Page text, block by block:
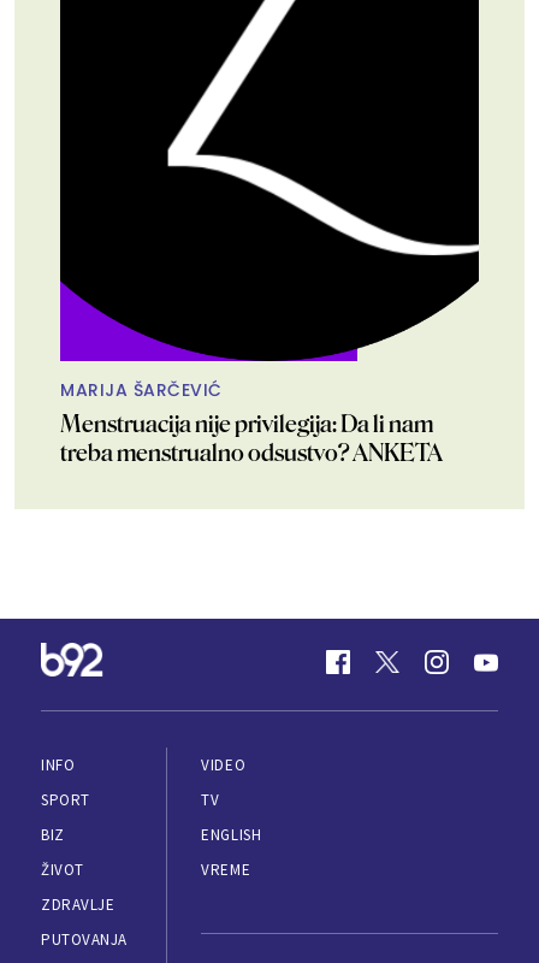
MARIJA ŠARČEVIĆ
Menstruacija nije privilegija: Da li nam
treba menstrualno odsustvo? ANKETA
INFO
SPORT
BIZ
ŽIVOT
ZDRAVLJE
PUTOVANJA
VIDEO
TV
ENGLISH
VREME